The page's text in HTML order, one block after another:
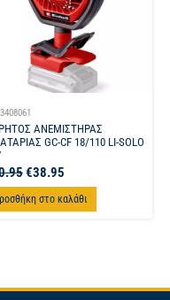
ΑΝΕΜΙΣΤΗΡΑΣ
GC-CF 18/110 LI-SOLO
€38.95
στο καλάθι